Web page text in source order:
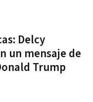
Delcy
un mensaje de
Trump